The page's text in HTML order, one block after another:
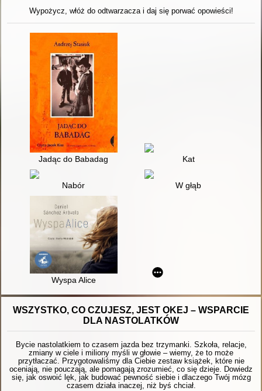
Wypożycz, włóż do odtwarzacza i daj się porwać opowieści!
Jadąc do Babadag Kat
Nabór W głąb
Wyspa Alice
WSZYSTKO, CO CZUJESZ, JEST OKEJ – WSPARCIE
DLA NASTOLATKÓW
Bycie nastolatkiem to czasem jazda bez trzymanki. Szkoła, relacje,
zmiany w ciele i miliony myśli w głowie – wiemy, że to może
przytłaczać. Przygotowaliśmy dla Ciebie zestaw książek, które nie
oceniają, nie pouczają, ale pomagają zrozumieć, co się dzieje. Dowiedz
się, jak oswoić lęk, jak budować pewność siebie i dlaczego Twój mózg
czasem działa inaczej, niż byś chciał.